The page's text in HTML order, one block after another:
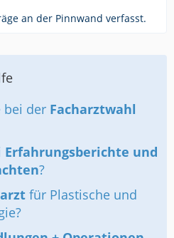
an der Pinnwand verfasst.
bei der Facharztwahl
Erfahrungsberichte und
?
für Plastische und